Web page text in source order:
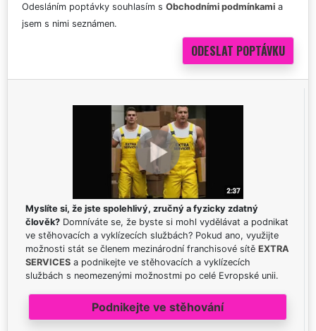
Odesláním poptávky souhlasím s Obchodními podmínkami a
jsem s nimi seznámen.
Myslíte si, že jste spolehlivý, zručný a fyzicky zdatný
člověk? Domníváte se, že byste si mohl vydělávat a podnikat
ve stěhovacích a vyklízecích službách? Pokud ano, využijte
možnosti stát se členem mezinárodní franchisové sítě EXTRA
SERVICES a podnikejte ve stěhovacích a vyklízecích
službách s neomezenými možnostmi po celé Evropské unii.
Podnikejte ve stěhování